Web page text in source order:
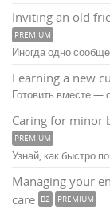
Inviting an old
PREMIUM
Иногда одно
Learning a new
Готовить вместе —
Caring for minor
PREMIUM
Узнай, как быстро
Managing your
care
B2 PREMIUM